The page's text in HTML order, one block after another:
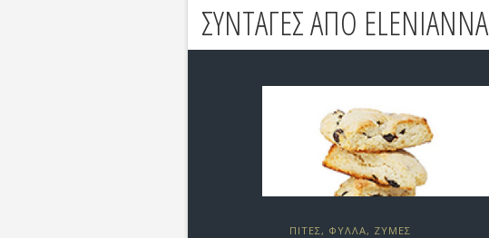
ΣΥΝΤΑΓΕΣ ΑΠΟ ELENIANNA
ΠΊΤΕΣ, ΦΎΛΛΑ, ΖΎΜΕΣ